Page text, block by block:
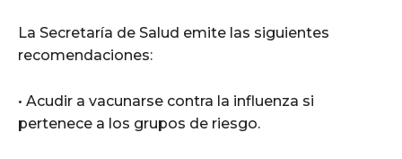
La Secretaría de Salud emite las siguientes
recomendaciones:
• Acudir a vacunarse contra la influenza si
pertenece a los grupos de riesgo.